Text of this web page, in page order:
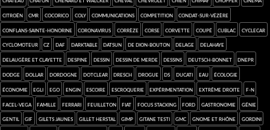
Citroën CMR cocorico Coly communications competition Condat-sur-Vézère
Conflans-sainte-Honorine coronavirus Corrèze Corse Corvette coupé Cublac cyclecar
cyclomoteur CZ Daf darktable Datsun de Dion-Bouton Delage Delahaye
Delaugère et Clayette Despine dessin dessin de merde dessins Deutsch-Bonnet Dnepr
Dodge Dollar Dordogne dotclear Dresch drogue DS Ducati eau écologie
économie Egli Ego engin Escoire escroquerie expérimentation extrême droite F-N
Facel-Vega famille Ferrari feuilleton FIAT focus stacking Ford Gastronomie génie
gentil gif Gilets jaunes Gillet Herstal GIMP Gitane Testi GMC Gnome et Rhône Gordini